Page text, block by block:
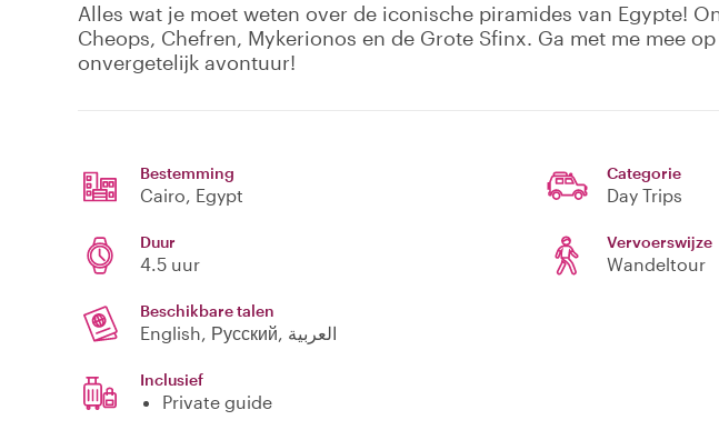
Alles wat je moet weten over de iconische piramides van Egypte!
Cheops, Chefren, Mykerionos en de Grote Sfinx. Ga met me mee op
onvergetelijk avontuur!
Bestemming
Cairo, Egypt
Categorie
Day Trips
Duur
4.5 uur
Vervoerswijze
Wandeltour
Beschikbare talen
English, Русский, العربية
Inclusief
Private guide